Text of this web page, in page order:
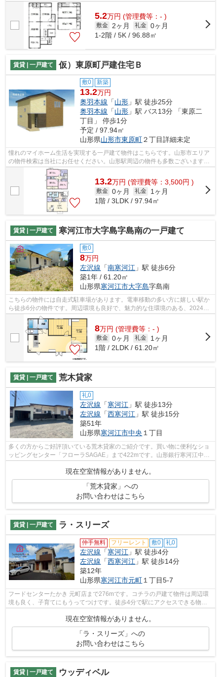
河江付近での物件探しにお困りならinfo...
5.2万円 (管理費等：- )
敷金 2ヶ月 礼金 0ヶ月
1-2階 / 5K / 96.88㎡
賃貸 | 一戸建て 仮）東原町戸建住宅Ｂ
敷0 新築
13.2万円
奥羽本線 「山形 」駅 徒歩25分
奥羽本線 「山形 」駅 バス13分 「東原二
丁目」 停歩1分
予定 / 97.94㎡
山形県山形市東原町２丁目詳細未定
憧れのマイホーム生活を実現する一戸建て物件はこちらです。山形市エリア
の物件検索は当社にお任せください。山形駅周辺の物件も多数ございます。
メールでのお問い合わせはinfo@sumai-...
13.2万円 (管理費等：3,500円 )
敷金 0ヶ月 礼金
1ヶ月
1階 / 3LDK / 97.94㎡
賃貸 | 一戸建て 寒河江市大字島字島南の一戸建て
敷0
8万円
左沢線 「南寒河江 」駅 徒歩6分
築1年 / 61.20㎡
山形県寒河江市大字島字島南
こちらの物件には自走式駐車場があります。電車移動の多い方に嬉しい駅か
ら徒歩6分の物件です。周辺環境も良好で、魅力的な住環境のある、2024年
築の物件です。多くの方にご好評の、外...
8万円 (管理費等：- )
敷金 0ヶ月 礼金
1ヶ月
1階 / 2LDK / 61.20㎡
賃貸 | 一戸建て 荒木貸家
礼0
左沢線 「寒河江 」駅 徒歩13分
左沢線 「西寒河江 」駅 徒歩15分
築51年
山形県寒河江市中央 １丁目
多くの方からご好評頂いている荒木貸家のご紹介です。買い物に便利なショ
ッピングセンター「フローラSAGAE」まで422mです。山形銀行寒河江中央
現在空室情報がありません。
「荒木貸家」への
お問い合わせはこちら
賃貸 | 一戸建て ラ・スリーズ
仲手無料 フリーレント 敷0 礼0
左沢線 「寒河江 」駅 徒歩4分
左沢線 「西寒河江 」駅 徒歩14分
築12年
山形県寒河江市元町 １丁目5-7
フードセンターたかき 元町店まで276mです。コチラの戸建て物件は周辺環
境も良く、子育てにもうってつけです。徒歩4分で駅にアクセスできる物件
です。目的に応じて駅を選べることが、2...
現在空室情報がありません。
「ラ・スリーズ」への
お問い合わせはこちら
賃貸 | 一戸建て ウッディベル